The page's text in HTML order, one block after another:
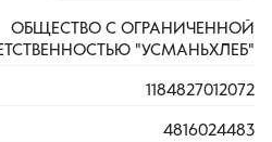
ОБЩЕСТВО С ОГРАНИЧЕННОЙ
"УСМАНЬХЛЕБ"
1184827012072
4816024483